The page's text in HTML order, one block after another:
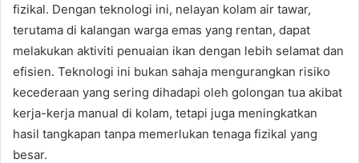
fizikal. Dengan teknologi ini, nelayan kolam air tawar,
terutama di kalangan warga emas yang rentan, dapat
melakukan aktiviti penuaian ikan dengan lebih selamat dan
efisien. Teknologi ini bukan sahaja mengurangkan risiko
kecederaan yang sering dihadapi oleh golongan tua akibat
kerja-kerja manual di kolam, tetapi juga meningkatkan
hasil tangkapan tanpa memerlukan tenaga fizikal yang
besar.